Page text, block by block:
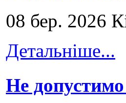
08 бер. 2026
Детальніше...
Не